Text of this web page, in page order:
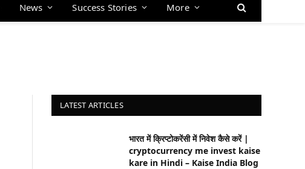
News Success Stories More
LATEST ARTICLES
भारत में क्रिप्टोकरेंसी में निवेश कैसे करें |
cryptocurrency me invest kaise
kare in Hindi – Kaise India Blog